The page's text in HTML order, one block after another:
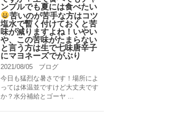
ンプルでも夏には食べたい
苦いのが苦手な方はコツ
塩水で暫く付けておくと苦
味が減りますよね！いやい
や、この苦味がたまらない
と言う方は生で七味唐辛子
にマヨネーズでがぶり
2021/08/05
ブログ
今日も猛烈な暑さです！場所によ
っては体温並ですけど大丈夫です
か？水分補給とゴーヤ ...